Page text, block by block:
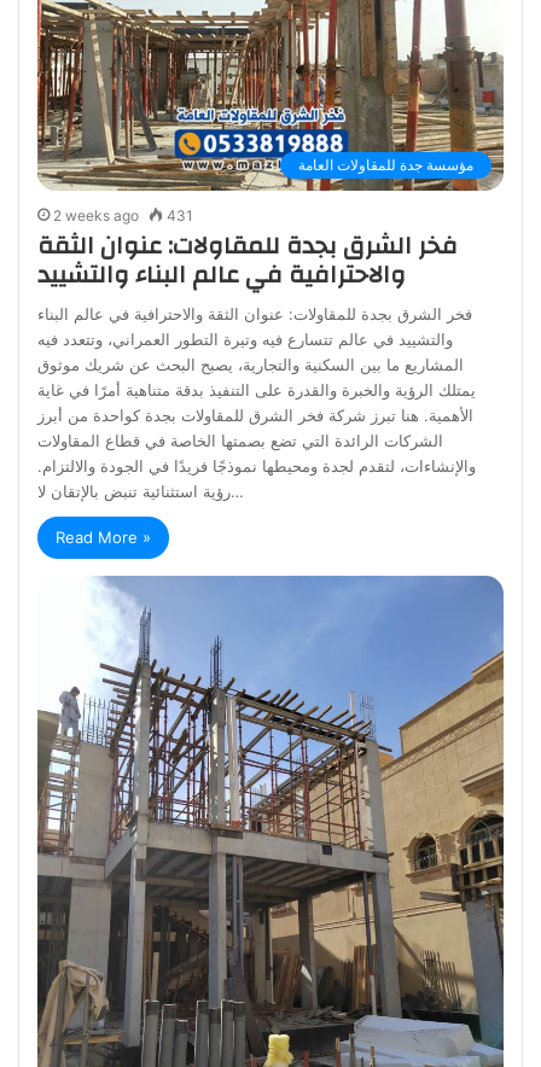
مؤسسة جدة للمقاولات العامة
2 weeks ago 431
فخر الشرق بجدة للمقاولات: عنوان الثقة
والاحترافية في عالم البناء والتشييد
فخر الشرق بجدة للمقاولات: عنوان الثقة والاحترافية في عالم البناء
والتشييد في عالم تتسارع فيه وتيرة التطور العمراني، وتتعدد فيه
المشاريع ما بين السكنية والتجارية، يصبح البحث عن شريك موثوق
يمتلك الرؤية والخبرة والقدرة على التنفيذ بدقة متناهية أمرًا في غاية
الأهمية. هنا تبرز شركة فخر الشرق للمقاولات بجدة كواحدة من أبرز
الشركات الرائدة التي تضع بصمتها الخاصة في قطاع المقاولات
والإنشاءات، لتقدم لجدة ومحيطها نموذجًا فريدًا في الجودة والالتزام.
رؤية استثنائية تنبض بالإتقان لا…
Read More »